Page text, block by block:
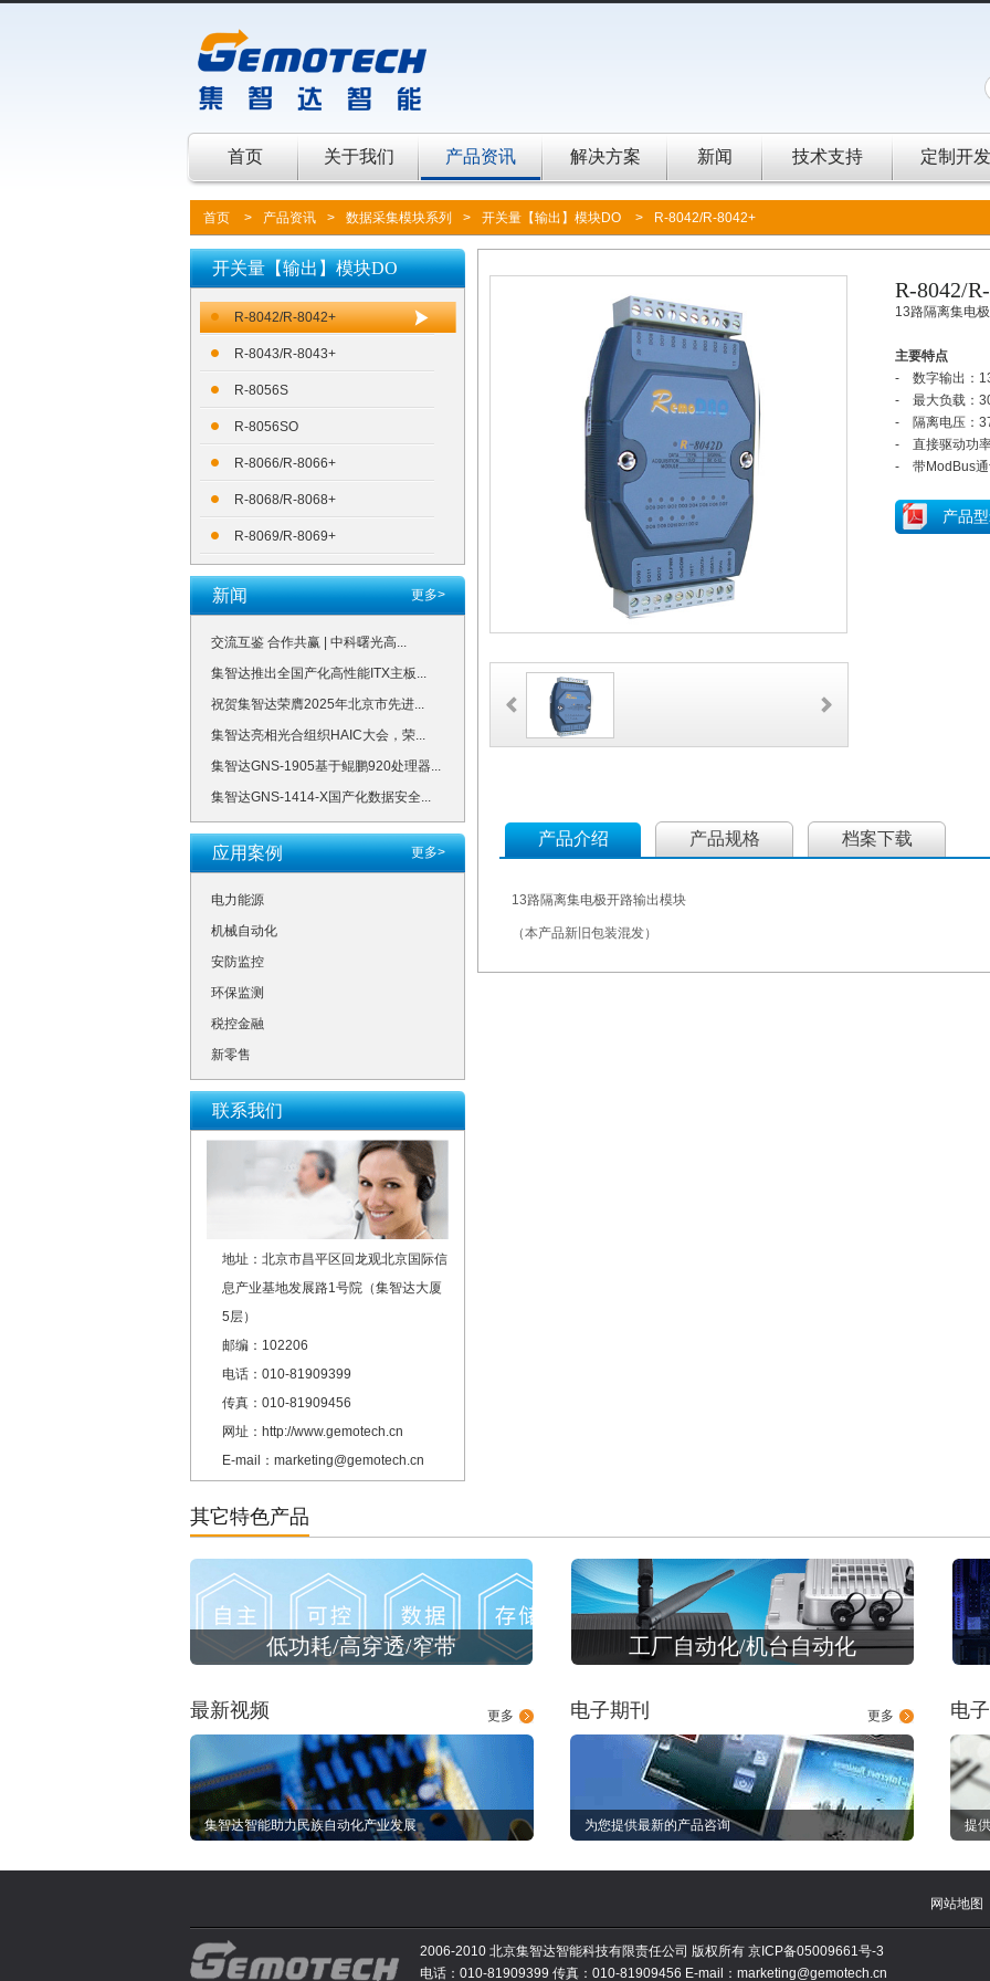
首页 关于我们 产品资讯 解决方案 新闻 技术支持 定制开发
首页 > 产品资讯 > 数据采集模块系列 > 开关量【输出】模块DO > R-8042/R-8042+
开关量【输出】模块DO
R-8042/R-8042+
R-8043/R-8043+
R-8056S
R-8056SO
R-8066/R-8066+
R-8068/R-8068+
R-8069/R-8069+
更多>
新闻
交流互鉴 合作共赢 | 中科曙光高...
集智达推出全国产化高性能ITX主板...
祝贺集智达荣膺2025年北京市先进...
集智达亮相光合组织HAIC大会，荣...
集智达GNS-1905基于鲲鹏920处理器...
集智达GNS-1414-X国产化数据安全...
更多>
应用案例
电力能源
机械自动化
安防监控
环保监测
税控金融
新零售
联系我们
地址：北京市昌平区回龙观北京国际信
息产业基地发展路1号院（集智达大厦
5层）
邮编：102206
电话：010-81909399
传真：010-81909456
网址：http://www.gemotech.cn
E-mail：marketing@gemotech.cn
R-8042/
13路隔离集电
主要特点
- 数字输出：
- 最大负载：
- 隔离电压：
- 直接驱动功
- 带ModBus通
产品
产品介绍 产品规格 档案下载
13路隔离集电极开路输出模块
（本产品新旧包装混发）
其它特色产品
低功耗/高穿透/窄带 工厂自动化/机台自动化
更多
最新视频
集智达智能助力民族自动化产业发展
更多
电子期刊
为您提供最新的产品咨询
电
提
网站地图
2006-2010 北京集智达智能科技有限责任公司 版权所有 京ICP备05009661号-3
电话：010-81909399 传真：010-81909456 E-mail：marketing@gemotech.cn